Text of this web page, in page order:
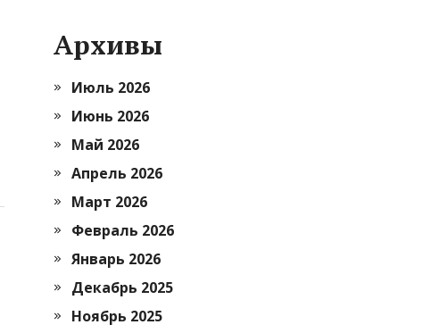
Архивы
Июль 2026
Июнь 2026
Май 2026
Апрель 2026
Март 2026
Февраль 2026
Январь 2026
Декабрь 2025
Ноябрь 2025